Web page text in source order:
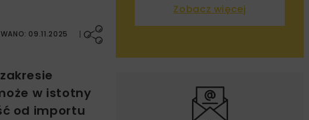
09.11.2025
w istotny
od importu
Zobacz więcej